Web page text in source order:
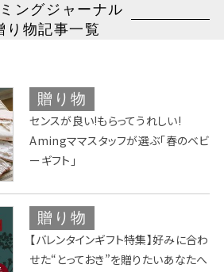
ミングジャーナル
り物記事一覧
贈り物
センスが良い!もらってうれしい!
Amingママスタッフが選ぶ「春のベビ
ーギフト」
贈り物
【バレンタインギフト特集】好みに合わ
せた“とっておき”を贈りたいあなたへ